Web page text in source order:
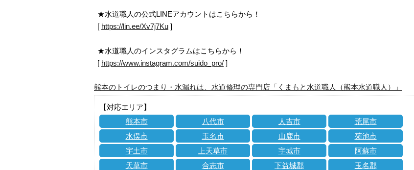
★水道職人の公式LINEアカウントはこちらから！
[ https://lin.ee/Xv7j7Ku ]
★水道職人のインスタグラムはこちらから！
[ https://www.instagram.com/suido_pro/ ]
熊本のトイレのつまり・水漏れは、水道修理の専門店「くまもと水道職人（熊本水道職人）」
【対応エリア】
熊本市
八代市 人吉市
荒尾市
水俣市
玉名市 山鹿市
菊池市
宇土市
上天草市 宇城市
阿蘇市
天草市
合志市 下益城郡
玉名郡